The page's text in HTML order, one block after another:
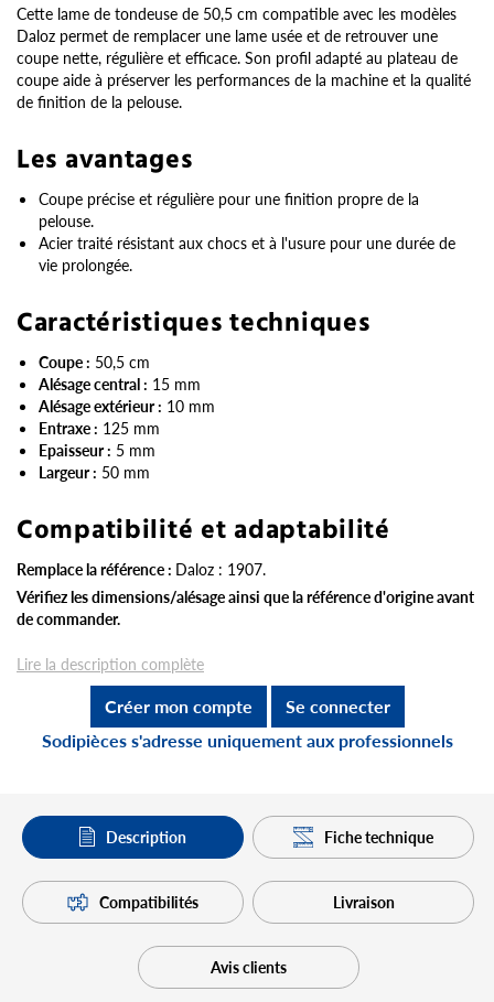
Cette lame de tondeuse de 50,5 cm compatible avec les modèles
Daloz permet de remplacer une lame usée et de retrouver une
coupe nette, régulière et efficace. Son profil adapté au plateau de
coupe aide à préserver les performances de la machine et la qualité
de finition de la pelouse.
Les avantages
Coupe précise et régulière pour une finition propre de la
pelouse.
Acier traité résistant aux chocs et à l'usure pour une durée de
vie prolongée.
Caractéristiques techniques
Coupe : 50,5 cm
Alésage central : 15 mm
Alésage extérieur : 10 mm
Entraxe : 125 mm
Epaisseur : 5 mm
Largeur : 50 mm
Compatibilité et adaptabilité
Remplace la référence : Daloz : 1907.
Vérifiez les dimensions/alésage ainsi que la référence d'origine avant
de commander.
Lire la description complète
Créer mon compte
Se connecter
Sodipièces s'adresse uniquement aux professionnels
Description Fiche technique
Compatibilités Livraison
Avis clients